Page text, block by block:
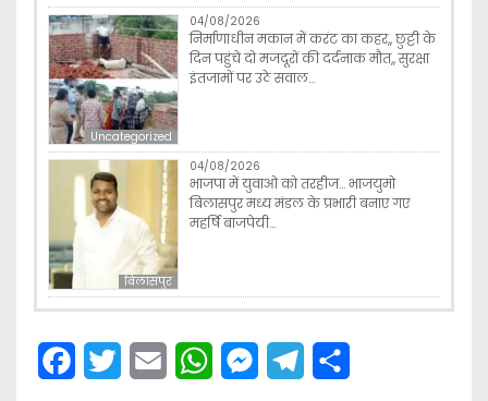
Uncategorized
04/08/2026
निर्माणाधीन मकान में करंट का कहर,, छुट्टी के
दिन पहुंचे दो मजदूरों की दर्दनाक मौत,, सुरक्षा
इंतजामों पर उठे सवाल…
बिलासपुर
04/08/2026
भाजपा में युवाओ को तरहीज… भाजयुमो
बिलासपुर मध्य मंडल के प्रभारी बनाए गए
महर्षि बाजपेयी…
W
M